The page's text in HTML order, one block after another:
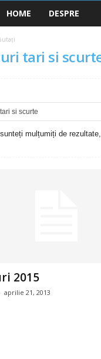
HOME DESPRE
tari si
mulțumiți de
2015
aprilie 21, 2013